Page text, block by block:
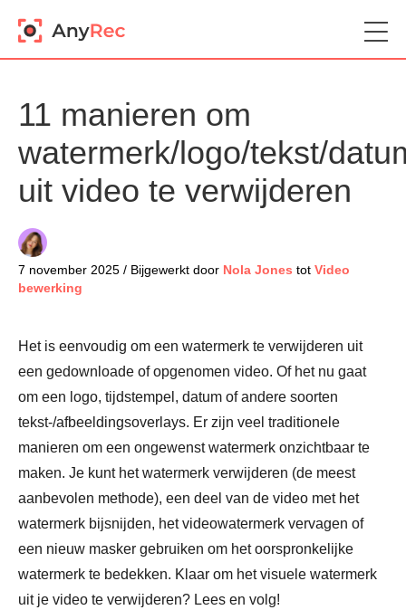
11 manieren om
watermerk/logo/tekst/
uit video te verwijderen
7 november 2025 / Bijgewerkt door Nola Jones tot Video
bewerking
Het is eenvoudig om een watermerk te verwijderen uit
een gedownloade of opgenomen video. Of het nu gaat
om een logo, tijdstempel, datum of andere soorten
tekst-/afbeeldingsoverlays. Er zijn veel traditionele
manieren om een ongewenst watermerk onzichtbaar te
maken. Je kunt het watermerk verwijderen (de meest
aanbevolen methode), een deel van de video met het
watermerk bijsnijden, het videowatermerk vervagen of
een nieuw masker gebruiken om het oorspronkelijke
watermerk te bedekken. Klaar om het visuele watermerk
uit je video te verwijderen? Lees en volg!